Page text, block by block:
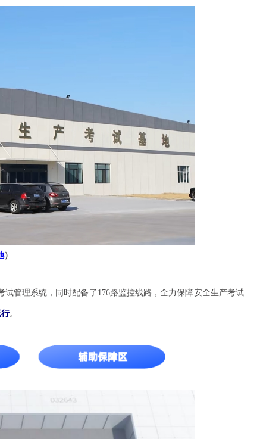
）
试管理系统，同时配备了176路监控线路，全力保障安全生产考试
行。